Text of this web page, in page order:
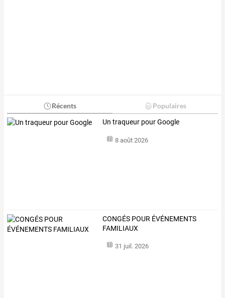
Récents Populaires
Un traqueur pour Google
8 août 2026
CONGÉS POUR ÉVÉNEMENTS
FAMILIAUX
31 juil. 2026